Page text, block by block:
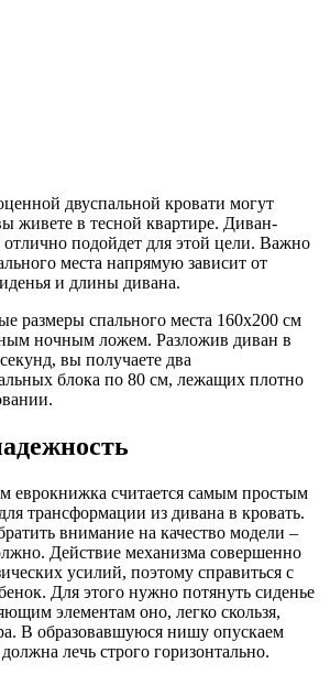
двуспальной кровати могут
живете в тесной квартире. Диван-
отлично подойдет для этой цели. Важно
места напрямую зависит от
и длины дивана.
размеры спального места 160х200 см
ночным ложем. Разложив диван в
вы получаете два
блока по 80 см, лежащих плотно
еврокнижка считается самым простым
трансформации из дивана в кровать.
внимание на качество модели –
Действие механизма совершенно
усилий, поэтому справиться с
Для этого нужно потянуть сиденье
элементам оно, легко скользя,
В образовавшуюся нишу опускаем
лечь строго горизонтально.